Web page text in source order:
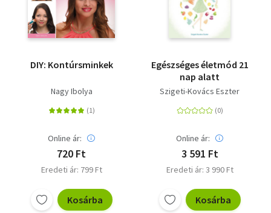
DIY: Kontúrsminkek
Nagy Ibolya
Online ár:
720 Ft
Eredeti ár: 799 Ft
Kosárba
Egészséges életmód 21
nap alatt
Szigeti-Kovács Eszter
Online ár:
3 591 Ft
Eredeti ár: 3 990 Ft
Kosárba